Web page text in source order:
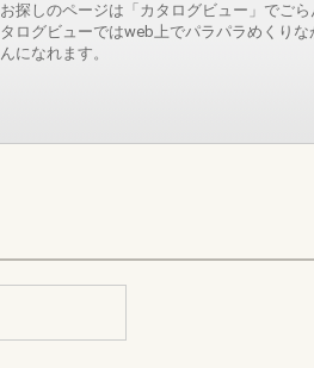
お探しのページは「カタログビュー」でご
タログビューではweb上でパラパラめくりな
んになれます。